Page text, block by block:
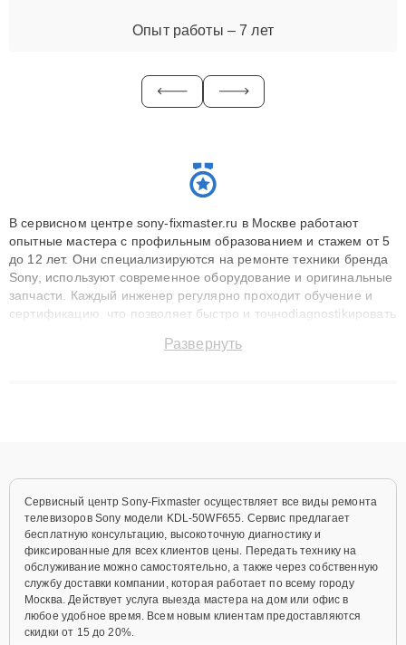
Опыт работы – 7 лет
В сервисном центре sony-fixmaster.ru в Москве работают
опытные мастера с профильным образованием и стажем от 5
до 12 лет. Они специализируются на ремонте техники бренда
Sony, используют современное оборудование и оригинальные
запчасти. Каждый инженер регулярно проходит обучение и
сертификацию, что позволяет быстро и точноdiagnostikировать
до 3 лет. Наши мастера решают сложные случаи: от замены
Развернуть
Сервисный центр Sony-Fixmaster осуществляет все виды ремонта
телевизоров Sony модели KDL-50WF655. Сервис предлагает
бесплатную консультацию, высокоточную диагностику и
фиксированные для всех клиентов цены. Передать технику на
обслуживание можно самостоятельно, а также через собственную
службу доставки компании, которая работает по всему городу
Москва. Действует услуга выезда мастера на дом или офис в
любое удобное время. Всем новым клиентам предоставляются
скидки от 15 до 20%.